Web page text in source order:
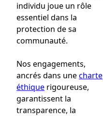
individu joue un rôle
essentiel dans la
protection de sa
communauté.
Nos engagements,
ancrés dans unecharte
éthique rigoureuse,
garantissent la
transparence, la